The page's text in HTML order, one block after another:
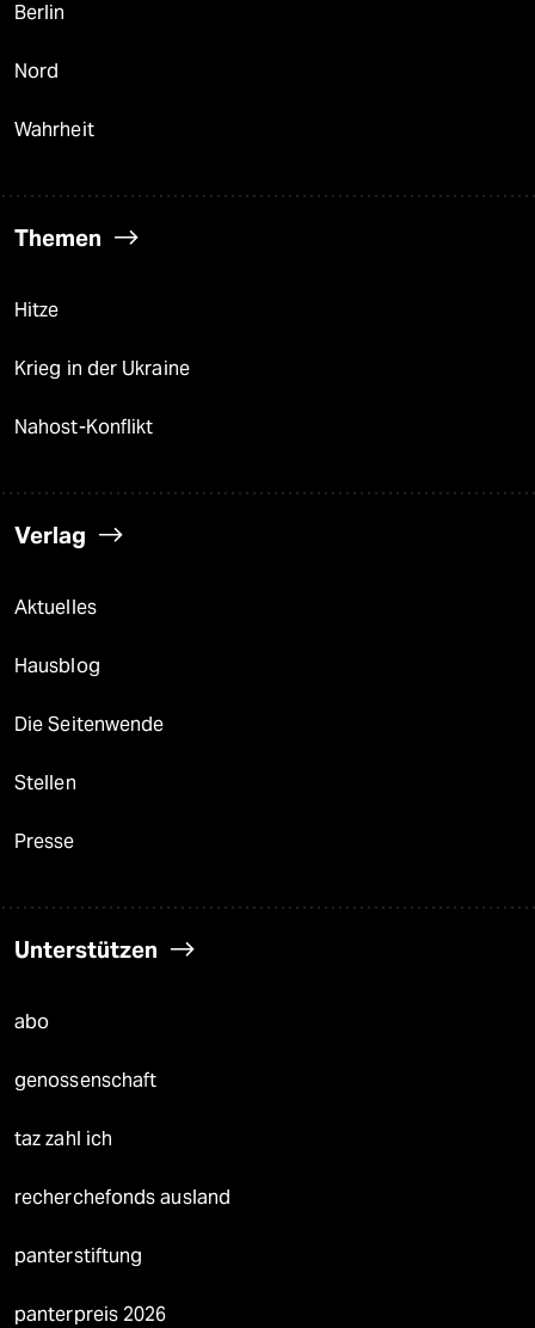
Berlin
Nord
Wahrheit
Themen
Hitze
Krieg in der Ukraine
Nahost-Konflikt
Verlag
Aktuelles
Hausblog
Die Seitenwende
Stellen
Presse
Unterstützen
abo
genossenschaft
taz zahl ich
recherchefonds ausland
panterstiftung
panterpreis 2026